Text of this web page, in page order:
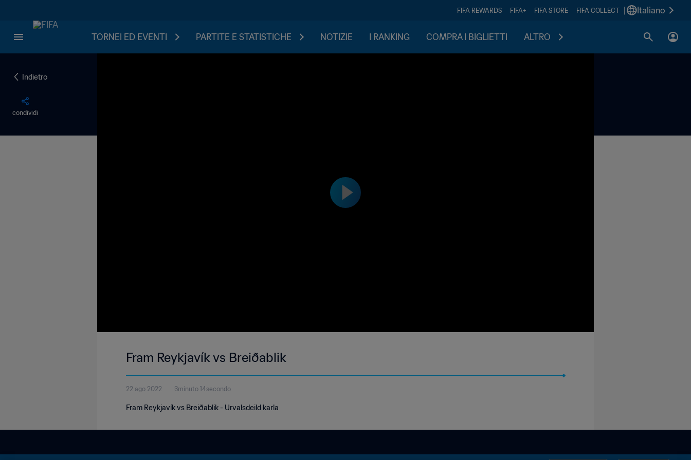
FIFA REWARDS FIFA+ FIFA STORE FIFA COLLECT Italiano
TORNEI ED EVENTI PARTITE E STATISTICHE NOTIZIE I RANKING COMPRA I BIGLIETTI ALTRO
Indietro
condividi
Fram Reykjavík vs Breiðablik
22 ago 2022 3minuto 14secondo
Fram Reykjavík vs Breiðablik - Urvalsdeild karla